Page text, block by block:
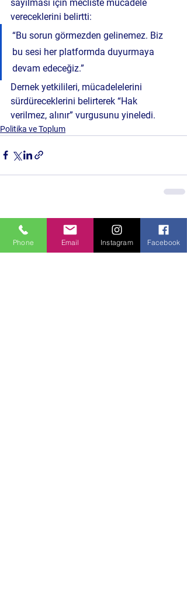
sayılması için mecliste mücadele
vereceklerini belirtti:
“Bu sorun görmezden gelinemez. Biz
bu sesi her platformda duyurmaya
devam edeceğiz.”
Dernek yetkilileri, mücadelelerini
sürdüreceklerini belirterek “Hak
verilmez, alınır” vurgusunu yineledi.
Politika ve Toplum
Son Yazılar
Phone Email Instagram Facebook